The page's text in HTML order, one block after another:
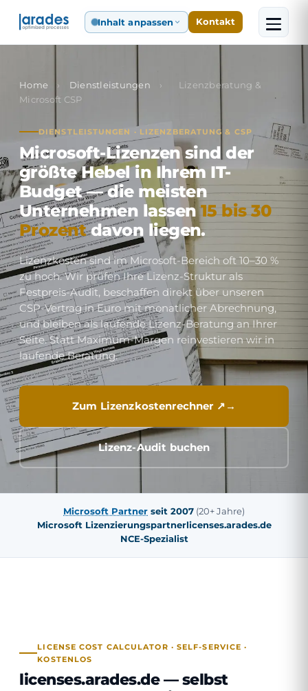
Inhalt anpassen Kontakt
Home › Dienstleistungen ›
Lizenzberatung &
Microsoft CSP
DIENSTLEISTUNGEN · LIZENZBERATUNG & CSP
Microsoft-Lizenzen sind der
größte Hebel in Ihrem IT-
Budget — die meisten
Unternehmen lassen15 bis 30
Prozentdavon liegen.
Lizenzkosten sind im Microsoft-Bereich oft 10–30 %
zu hoch. Wir prüfen Ihre Lizenz-Struktur als
Festpreis-Audit, beschaffen direkt über unseren
CSP-Vertrag in Euro mit monatlicher Abrechnung,
und bleiben als laufende Lizenz-Beratung an Ihrer
Seite. Statt Maximum-Margen reinvestieren wir in
laufende Beratung.
Zum Lizenzkostenrechner ↗
Lizenz-Audit buchen
Microsoft Partner seit 2007 (20+ Jahre)
Microsoft Lizenzierungspartnerlicenses.arades.de
NCE-Spezialist
LICENSE COST CALCULATOR · SELF-SERVICE ·
KOSTENLOS
licenses.arades.de —selbst